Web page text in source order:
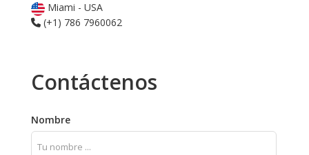
Miami - USA
(+1) 786 7960062
Contáctenos
Nombre